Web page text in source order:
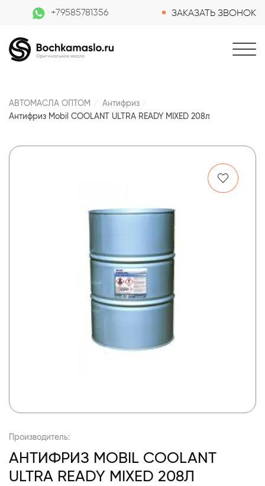
+79585781356 ЗАКАЗАТЬ ЗВОНОК
АВТОМАСЛА ОПТОМ
Антифриз
Антифриз Mobil COOLANT ULTRA READY MIXED 208л
Производитель:
АНТИФРИЗ MOBIL COOLANT
ULTRA READY MIXED 208Л